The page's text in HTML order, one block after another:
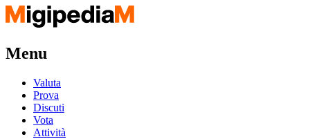
Menu
Valuta
Prova
Discuti
Vota
Attività